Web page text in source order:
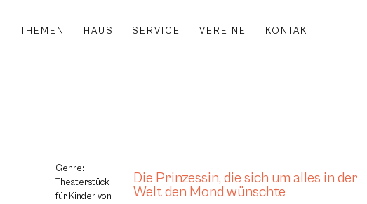
THEMEN HAUS SERVICE VEREINE KONTAKT
Genre:
Theaterstück
für Kinder von
Die Prinzessin, die sich um alles in der
Welt den Mond wünschte